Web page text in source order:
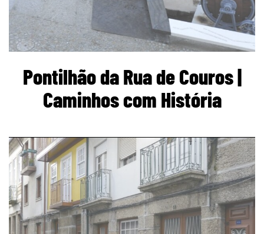
Pontilhão da Rua de Couros |
Caminhos com História
page